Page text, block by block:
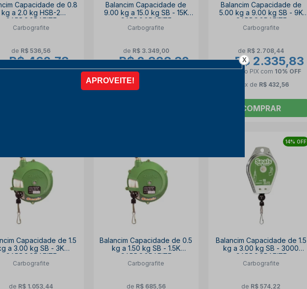
Capacidade de 0.8
kg a 2.0 kg HSB-2
CARBOGRAFITE
Carbografite
de R$ 536,56
R$ 462,78
no PIXcom10% OFF
Balancim Capacidade de
9.00 kg a 15.0 kg SB - 15K
CARBOGRAFITE
Carbografite
de R$ 3.349,00
porR$ 2.888,32
à vista no PIXcom10% OFF
6x de
Balancim Capacidade de
5.00 kg a 9.00 kg SB - 9K
CARBOGRAFITE
Carbografite
de R$ 2.708,44
porR$ 2.335,83
à vista no PIX com 10% OFF
6x de R$ 432,56
COMPRAR
Capacidade de 1.5
a 3.00 kg SB - 3K
CARBOGRAFITE
Carbografite
de R$ 1.053,44
Balancim Capacidade de 0.5
kg a 1.50 kg SB - 1.5K
CARBOGRAFITE
Carbografite
de R$ 685,56
14% OFF
Balancim Capacidade de 1.5
kg a 3.00 kg SB - 3000
CARBOGRAFITE
Carbografite
de R$ 574,22
X